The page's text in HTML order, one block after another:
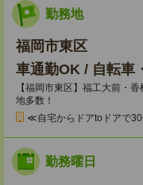
勤務地
福岡市東区
車通勤OK / 自転車
【福岡市東区】福工大前・
地多数！
≪自宅からドアtoドアで30
勤務曜日